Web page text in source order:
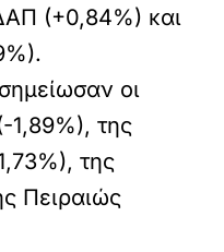
(+0,84%) και
οι
1,89%), της
της
Πειραιώς